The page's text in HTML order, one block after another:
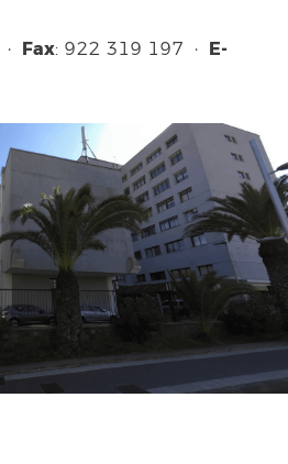
Fax: 922 319 197 · E-